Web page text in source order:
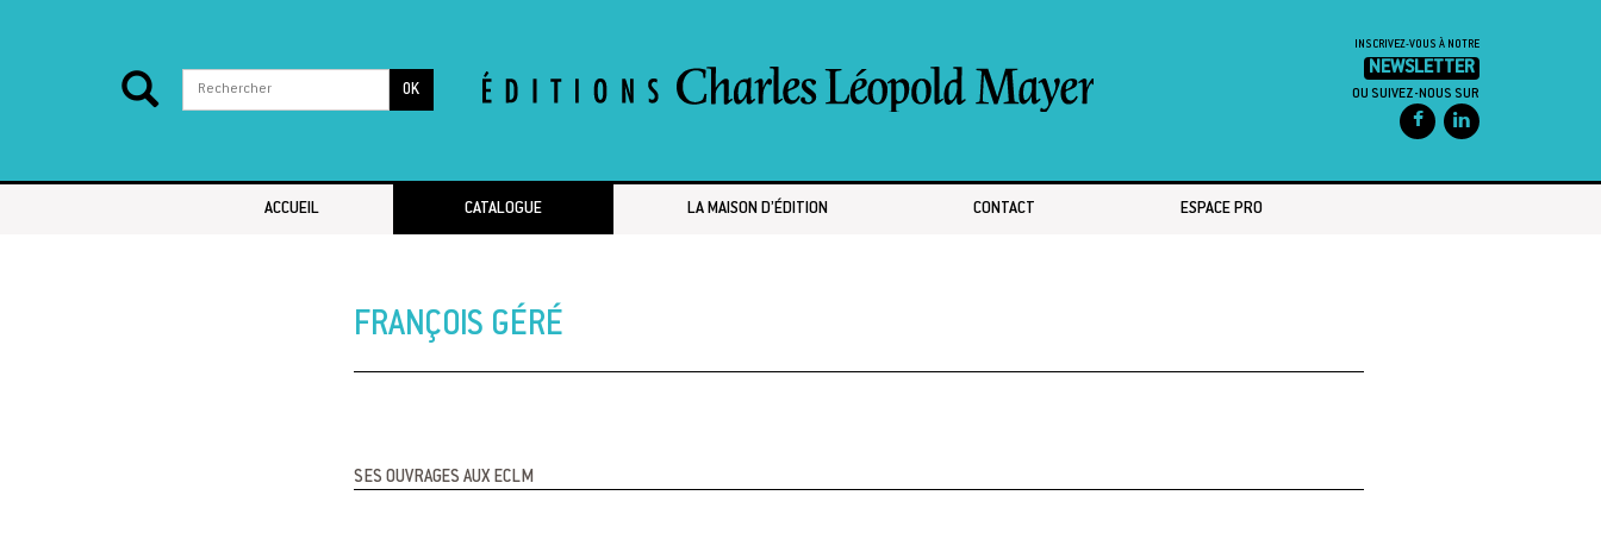
OK
INSCRIVEZ-VOUS À NOTRE
NEWSLETTER
OU SUIVEZ-NOUS SUR
ACCUEIL CATALOGUE LA MAISON D’ÉDITION CONTACT ESPACE PRO
FRANÇOIS GÉRÉ
SES OUVRAGES AUX ECLM